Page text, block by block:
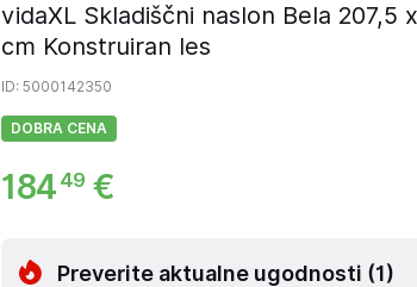
vidaXL Skladiščni naslon Bela 207,5
cm Konstruiran les
ID: 5000142350
DOBRA CENA
184 49 €
Preverite aktualne ugodnosti (1)